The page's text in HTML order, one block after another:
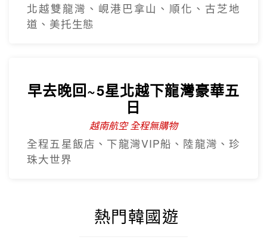
北越雙龍灣、峴港巴拿山、順化、古芝地
道、美托生態
早去晚回~5星北越下龍灣豪華五
日
越南航空 全程無購物
全程五星飯店、下龍灣VIP船、陸龍灣、珍
珠大世界
熱門韓國遊